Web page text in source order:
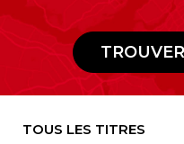
TOUS LES TITRES